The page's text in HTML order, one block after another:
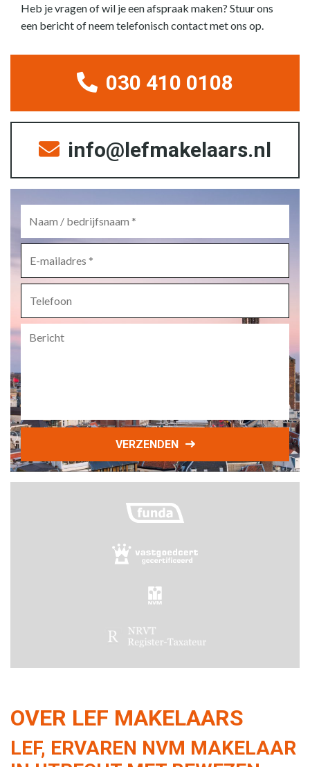
Heb je vragen of wil je een afspraak maken? Stuur ons
een bericht of neem telefonisch contact met ons op.
030 410 0108
info@lefmakelaars.nl
mailadres *
VERZENDEN
OVER LEF MAKELAARS
LEF, ERVAREN NVM MAKELAAR